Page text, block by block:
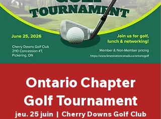
Ontario Chapter
Golf Tournament
jeu. 25 juin
  |
Cherry Downs Golf Club